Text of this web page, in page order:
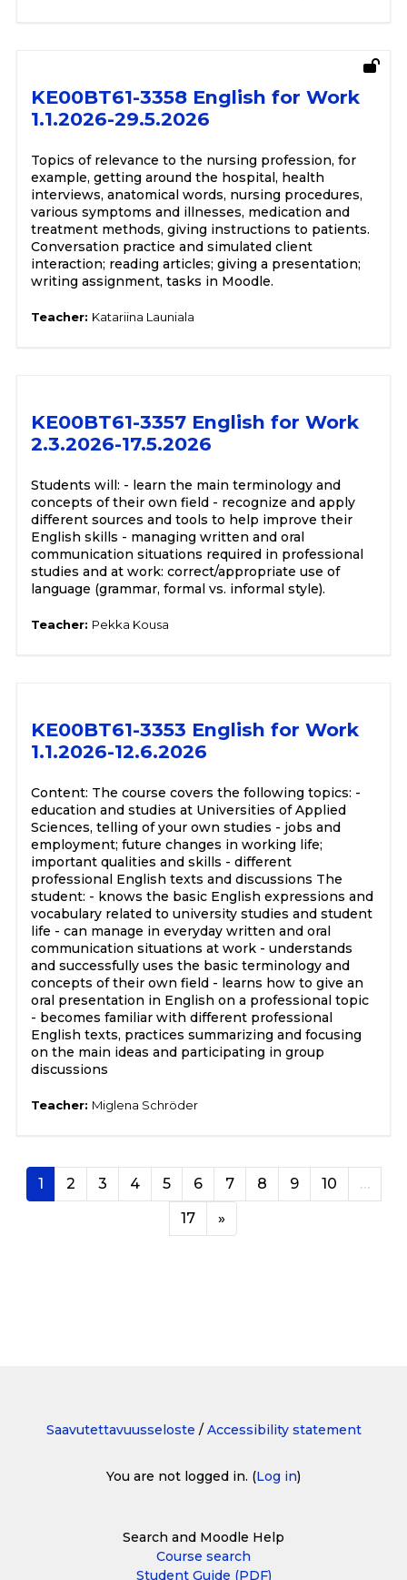
KE00BT61-3358 English for Work
1.1.2026-29.5.2026
Topics of relevance to the nursing profession, for
example, getting around the hospital, health
interviews, anatomical words, nursing procedures,
various symptoms and illnesses, medication and
treatment methods, giving instructions to patients.
Conversation practice and simulated client
interaction; reading articles; giving a presentation;
writing assignment, tasks in Moodle.
Teacher: Katariina Launiala
KE00BT61-3357 English for Work
2.3.2026-17.5.2026
Students will: - learn the main terminology and
concepts of their own field - recognize and apply
different sources and tools to help improve their
English skills - managing written and oral
communication situations required in professional
studies and at work: correct/appropriate use of
language (grammar, formal vs. informal style).
Teacher: Pekka Kousa
KE00BT61-3353 English for Work
1.1.2026-12.6.2026
Content: The course covers the following topics: -
education and studies at Universities of Applied
Sciences, telling of your own studies - jobs and
employment; future changes in working life;
important qualities and skills - different
professional English texts and discussions The
student: - knows the basic English expressions and
vocabulary related to university studies and student
life - can manage in everyday written and oral
communication situations at work - understands
and successfully uses the basic terminology and
concepts of their own field - learns how to give an
oral presentation in English on a professional topic
- becomes familiar with different professional
English texts, practices summarizing and focusing
on the main ideas and participating in group
discussions
Teacher: Miglena Schröder
1Page 1
2Page 2
3Page 3
4Page 4
5Page 5
6Page 6
7Page 7
8Page 8
9Page 9
10Page 10
…
17Page 17
»
Saavutettavuusseloste / Accessibility statement
You are not logged in. (Log in)
Search and Moodle Help
Course search
Student Guide (PDF)